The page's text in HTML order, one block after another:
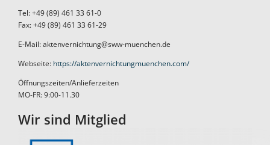
Tel: +49 (89) 461 33 61-0
Fax: +49 (89) 461 33 61-29
E-Mail: aktenvernichtung@sww-muenchen.de
Webseite: https://aktenvernichtungmuenchen.com/
Öffnungszeiten/Anlieferzeiten
MO-FR: 9:00-11.30
Wir sind Mitglied